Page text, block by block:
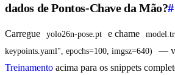
dados de Pontos-Chave da Mão?#
Carregue yolo26n-pose.pt e chame
keypoints.yaml", epochs=100, imgsz=640)
—
Treinamento acima para os snippets